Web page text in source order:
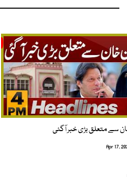
سے متعلق بڑی خبر آگئی
Apr 17,